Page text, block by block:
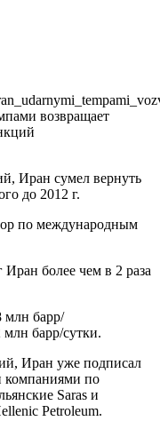
Иран сумел вернуть
до 2012 г.
по международным
более чем в 2 раза
млн барр/
млн барр/сутки.
Иран уже подписал
компаниями по
Saras и
Petroleum.